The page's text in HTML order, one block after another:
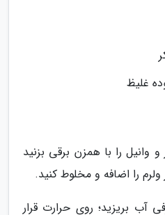
غلیظ
وانیل را با همزن برقی بزنید
را اضافه و مخلوط کنید.
آب بریزید؛ روی حرارت قرار